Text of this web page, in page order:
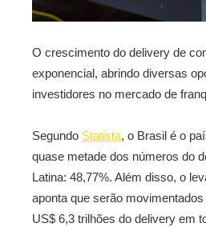
O crescimento do delivery de
exponencial, abrindo diversas
investidores no mercado de
Segundo Statista, o Brasil é o
quase metade dos números do
Latina: 48,77%. Além disso, o
aponta que serão
US$ 6,3 trilhões do delivery em